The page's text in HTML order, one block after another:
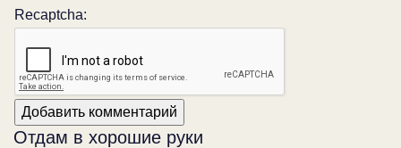
Recaptcha:
Отдам в хорошие руки